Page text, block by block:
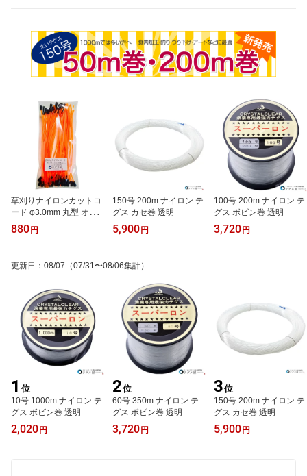
草刈りナイロンカットコ
ード φ3.0mm 丸型 オレ
ンジ 50本入り 差込式替
コード
880 円
150号 200m ナイロン テ
グス カセ巻 透明
5,900 円
100号 200m ナイロン テ
グス ボビン巻 透明
3,720 円
更新日 ： 08/07 （07/31〜08/06集計）
1 位
10号 1000m ナイロン テ
グス ボビン巻 透明
2,020 円
2位
60号 350m ナイロン テ
グス ボビン巻 透明
3,720 円
3位
150号 200m ナイロン テ
グス カセ巻 透明
5,900 円